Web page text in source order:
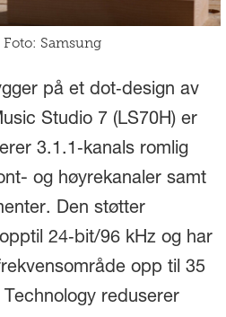
Samsung
på et dot‑design av
Studio 7 (LS70H) er
3.1.1‑kanals romlig
og høyrekanaler samt
Den støtter
24‑bit/96 kHz og har
opp til 35
reduserer